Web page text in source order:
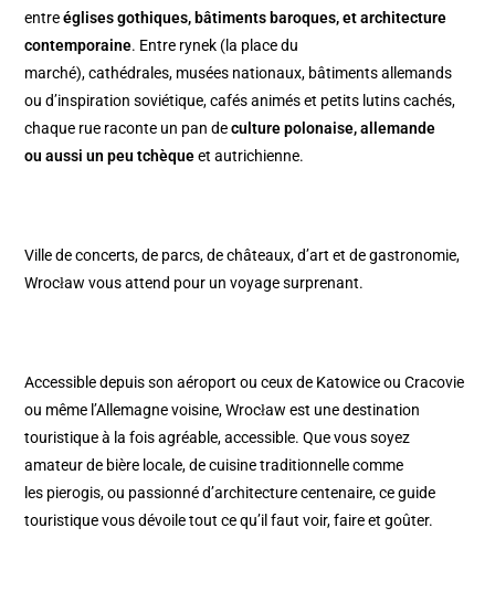
entreéglises gothiques, bâtiments baroques, et architecture
contemporaine. Entre rynek (la place du
marché), cathédrales, musées nationaux, bâtiments allemands
ou d’inspiration soviétique, cafés animés et petits lutins cachés,
chaque rue raconte un pan deculture polonaise, allemande
ou aussi un peu tchèqueet autrichienne.
Ville de concerts, de parcs, de châteaux, d’art et de gastronomie,
Wrocław vous attend pour un voyage surprenant.
Accessible depuis son aéroport ou ceux de Katowice ou Cracovie
ou même l’Allemagne voisine, Wrocław est une destination
touristique à la fois agréable, accessible. Que vous soyez
amateur de bière locale, de cuisine traditionnelle comme
les pierogis, ou passionné d’architecture centenaire, ce guide
touristique vous dévoile tout ce qu’il faut voir, faire et goûter.